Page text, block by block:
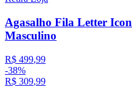
Agasalho Fila Letter Icon
Masculino
R$ 499,99
-38%
R$ 309,99